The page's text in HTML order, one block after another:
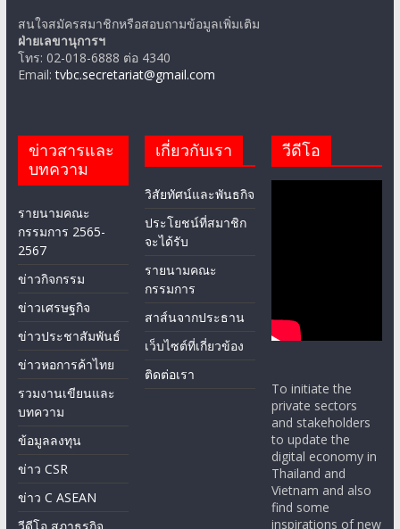
สนใจสมัครสมาชิกหรือสอบถามข้อมูลเพิ่มเติม
ฝ่ายเลขานุการฯ
โทร: 02-018-6888 ต่อ 4340
Email:tvbc.secretariat@gmail.com
ข่าวสารและ
บทความ
รายนามคณะ
กรรมการ 2565-
2567
ข่าวกิจกรรม
ข่าวเศรษฐกิจ
ข่าวประชาสัมพันธ์
ข่าวหอการค้าไทย
รวมงานเขียนและ
บทความ
ข้อมูลลงทุน
ข่าว CSR
ข่าว C ASEAN
เกี่ยวกับเรา
วิสัยทัศน์และพันธกิจ
ประโยชน์ที่สมาชิก
จะได้รับ
รายนามคณะ
กรรมการ
สาส์นจากประธาน
เว็บไซต์ที่เกี่ยวข้อง
ติดต่อเรา
วีดีโอ
To initiate the
private sectors
and stakeholders
to update the
digital economy in
Thailand and
Vietnam and also
find some
inspirations of new